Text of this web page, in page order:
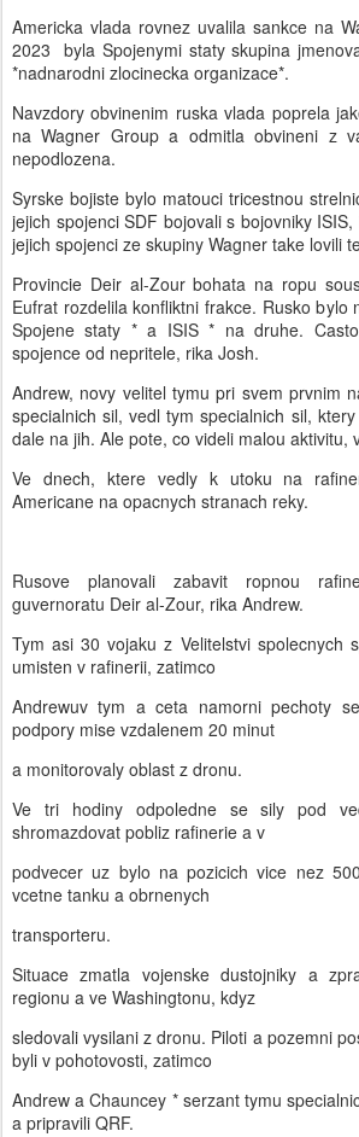
Americka vlada rovnez uvalila sankce na
2023 byla Spojenymi staty skupina
*nadnarodni zlocinecka organizace*.
Navzdory obvinenim ruska vlada poprela
na Wagner Group a odmitla obvineni z
nepodlozena.
Syrske bojiste bylo matouci tricestnou
jejich spojenci SDF bojovali s bojovniky
jejich spojenci ze skupiny Wagner take lovili
Provincie Deir al-Zour bohata na ropu
Eufrat rozdelila konfliktni frakce. Rusko bylo
Spojene staty * a ISIS * na druhe.
spojence od nepritele, rika Josh.
Andrew, novy velitel tymu pri svem prvnim
specialnich sil, vedl tym specialnich sil,
dale na jih. Ale pote, co videli malou aktivitu,
Ve dnech, ktere vedly k utoku na
Americane na opacnych stranach reky.
Rusove planovali zabavit ropnou
guvernoratu Deir al-Zour, rika Andrew.
Tym asi 30 vojaku z Velitelstvi spolecnych
umisten v rafinerii, zatimco
Andrewuv tym a ceta namorni pechoty
podpory mise vzdalenem 20 minut
a monitorovaly oblast z dronu.
Ve tri hodiny odpoledne se sily pod
shromazdovat pobliz rafinerie a v
podvecer uz bylo na pozicich vice nez
vcetne tanku a obrnenych
transporteru.
Situace zmatla vojenske dustojniky a
regionu a ve Washingtonu, kdyz
sledovali vysilani z dronu. Piloti a pozemni
byli v pohotovosti, zatimco
Andrew a Chauncey * serzant tymu
a pripravili QRF.